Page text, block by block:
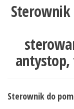
Sterownik
antystop,
Sterownik do